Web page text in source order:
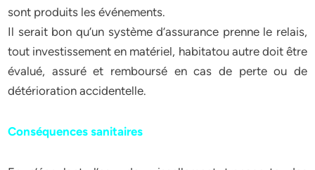
sont produits les événements.
Il serait bon qu’un système d’assurance prenne le relais,
tout investissement en matériel, habitatou autre doit être
évalué, assuré et remboursé en cas de perte ou de
détérioration accidentelle.
Conséquences sanitaires